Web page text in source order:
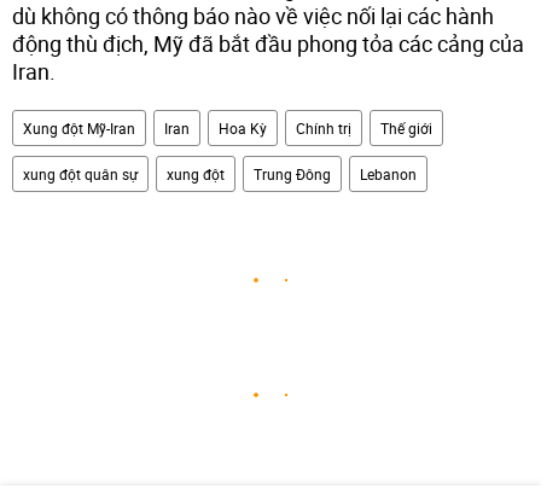
dù không có thông báo nào về việc nối lại các hành
động thù địch, Mỹ đã bắt đầu phong tỏa các cảng của
Iran.
Xung đột Mỹ-Iran Iran Hoa Kỳ Chính trị Thế giới
xung đột quân sự xung đột Trung Đông Lebanon